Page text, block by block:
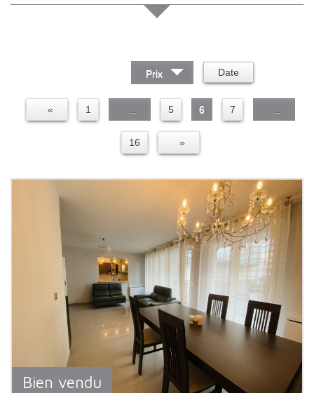
Prix Date
« 1 5 6 7
16 »
Bien vendu